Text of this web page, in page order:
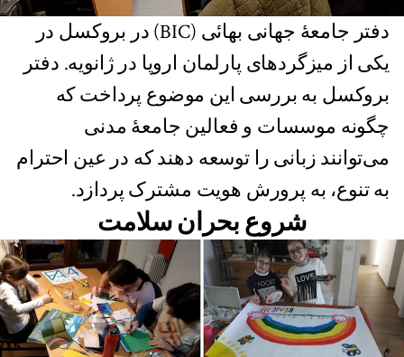
دفتر جامعۀ جهانی بهائی (BIC) در بروکسل در
یکی از میزگردهای پارلمان اروپا در ژانویه. دفتر
بروکسل به بررسی این موضوع پرداخت که
چگونه موسسات و فعالین جامعۀ مدنی
می‌توانند زبانی را توسعه دهند که در عین احترام
به تنوع، به پرورش هویت مشترک پردازد.
شروع بحران سلامت